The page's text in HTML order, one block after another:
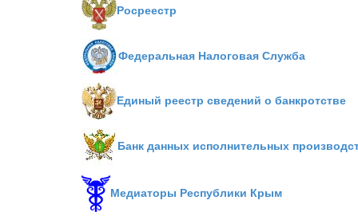
Росреестр
Федеральная Налоговая Служба
Единый реестр сведений о банкротстве
Банк данных исполнительных
Медиаторы Республики Крым